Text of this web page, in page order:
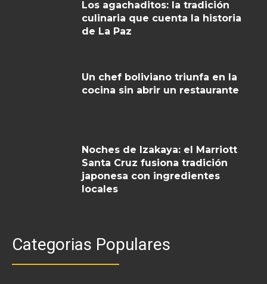
Los agachaditos: la tradición
culinaria que cuenta la historia
de La Paz
Un chef boliviano triunfa en la
cocina sin abrir un restaurante
Noches de Izakaya: el Marriott
Santa Cruz fusiona tradición
japonesa con ingredientes
locales
Categorias Populares